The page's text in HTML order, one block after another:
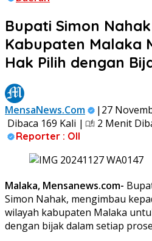
Bupati Simon
Kabupaten Malaka
Hak Pilih dengan
MensaNews.Com
|27
Dibaca 169 Kali |
2 Menit
Reporter : Oll
Malaka, Mensanews.com-
Simon Nahak, mengimbau
wilayah kabupaten Malaka
dengan bijak dalam setiap